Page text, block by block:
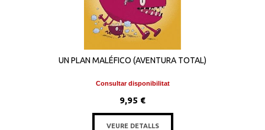
UN PLAN MALÉFICO (AVENTURA TOTAL)
Consultar disponibilitat
9,95 €
VEURE DETALLS